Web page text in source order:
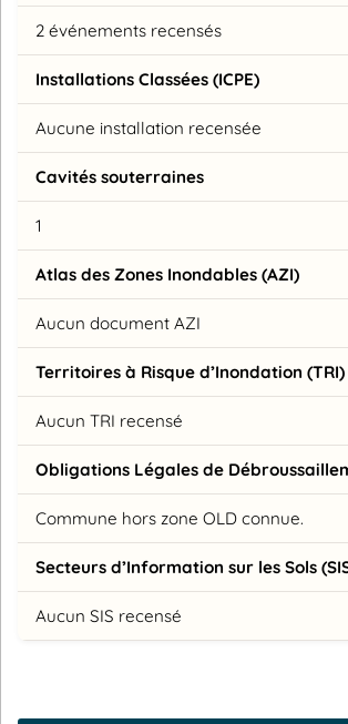
2 événements recensés
Installations Classées (ICPE)
Aucune installation recensée
Cavités souterraines
1
Atlas des Zones Inondables (AZI)
Aucun document AZI
Territoires à Risque d’Inondation (TRI)
Aucun TRI recensé
Obligations Légales de
Commune hors zone OLD connue.
Secteurs d’Information sur les Sols
Aucun SIS recensé